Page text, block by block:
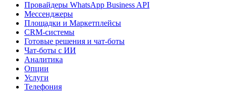
Провайдеры WhatsApp Business API
Мессенджеры
Площадки и Маркетплейсы
CRM-системы
Готовые решения и чат-боты
Чат-боты с ИИ
Аналитика
Опции
Услуги
Телефония